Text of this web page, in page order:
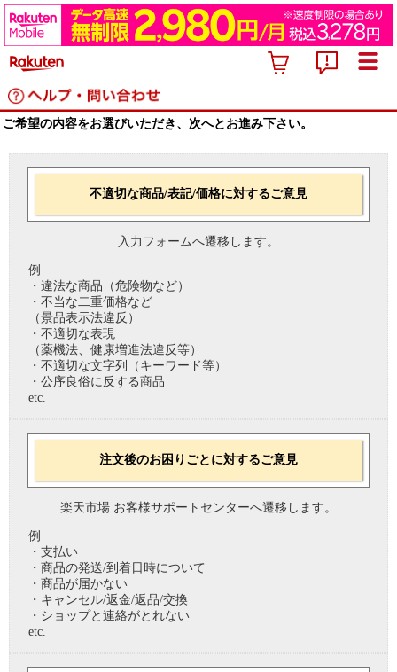
ご希望の内容をお選びいただき、次へとお進み下さい。
不適切な商品/表記/価格に対するご意見
入力フォームへ遷移します。
例
・違法な商品（危険物など）
・不当な二重価格など
（景品表示法違反）
・不適切な表現
（薬機法、健康増進法違反等）
・不適切な文字列（キーワード等）
・公序良俗に反する商品
etc.
注文後のお困りごとに対するご意見
楽天市場 お客様サポートセンターへ遷移します。
例
・支払い
・商品の発送/到着日時について
・商品が届かない
・キャンセル/返金/返品/交換
・ショップと連絡がとれない
etc.